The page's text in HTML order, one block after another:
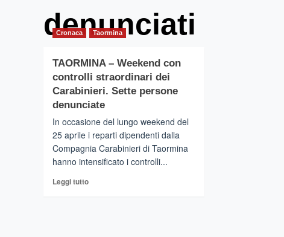
denunciati
Cronaca Taormina
TAORMINA – Weekend con
controlli straordinari dei
Carabinieri. Sette persone
denunciate
In occasione del lungo weekend del
25 aprile i reparti dipendenti dalla
Compagnia Carabinieri di Taormina
hanno intensificato i controlli...
Leggi tuttoLeggi